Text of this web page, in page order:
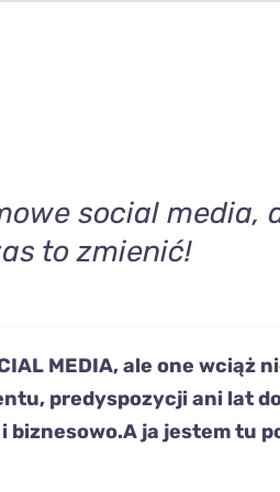
social media,
to zmienić!
MEDIA,ale one wciąż
predyspozycji ani lat
biznesowo.A ja jestem tu